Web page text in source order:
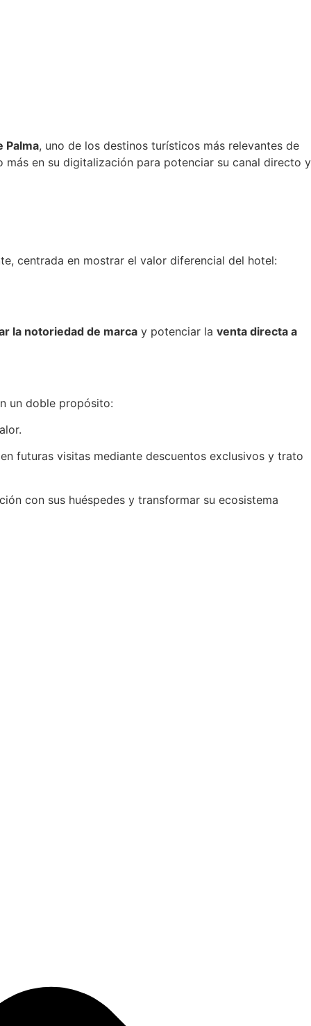
Palma, uno de los destinos turísticos más relevantes de
en su digitalización para potenciar su canal directo y
centrada en mostrar el valor diferencial del hotel:
la notoriedad de marca y potenciar la venta directa a
un doble propósito:
futuras visitas mediante descuentos exclusivos y trato
con sus huéspedes y transformar su ecosistema